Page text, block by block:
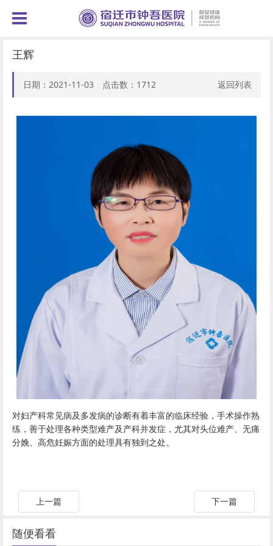
王辉
日期：2021-11-03 点击数： 1712 返回列表
对妇产科常见病及多发病的诊断有着丰富的临床经验，手术操作熟
练，善于处理各种类型难产及产科并发症，尤其对头位难产、无痛
分娩、高危妊娠方面的处理具有独到之处。
上一篇 下一篇
随便看看